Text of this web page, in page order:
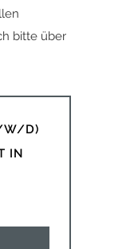
bitte über
W/D)
IN